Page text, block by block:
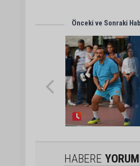
Önceki ve Sonraki
HABERE